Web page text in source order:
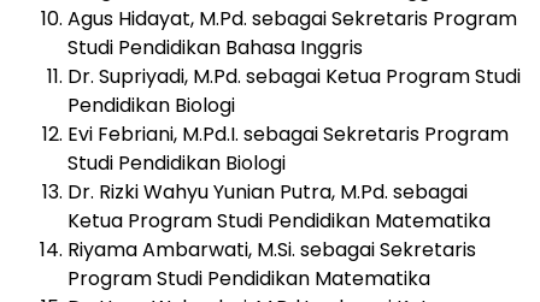
Agus Hidayat, M.Pd. sebagai Sekretaris Program
Studi Pendidikan Bahasa Inggris
Dr. Supriyadi, M.Pd. sebagai Ketua Program Studi
Pendidikan Biologi
Evi Febriani, M.Pd.I. sebagai Sekretaris Program
Studi Pendidikan Biologi
Dr. Rizki Wahyu Yunian Putra, M.Pd. sebagai
Ketua Program Studi Pendidikan Matematika
Riyama Ambarwati, M.Si. sebagai Sekretaris
Program Studi Pendidikan Matematika